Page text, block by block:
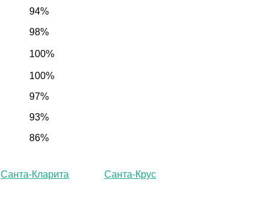
94%
98%
100%
100%
97%
93%
86%
Санта-Кларита Санта-Крус